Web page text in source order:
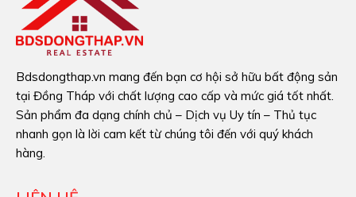
Bdsdongthap.vn mang đến bạn cơ hội sở hữu bất động sản
tại Đồng Tháp với chất lượng cao cấp và mức giá tốt nhất.
Sản phẩm đa dạng chính chủ – Dịch vụ Uy tín – Thủ tục
nhanh gọn là lời cam kết từ chúng tôi đến với quý khách
hàng.